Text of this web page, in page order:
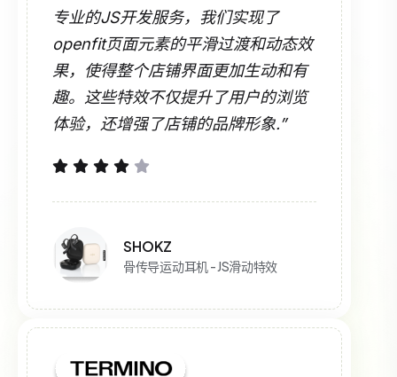
专业的JS开发服务，我们实现了
openfit页面元素的平滑过渡和动态效
果，使得整个店铺界面更加生动和有
趣。这些特效不仅提升了用户的浏览
体验，还增强了店铺的品牌形象.”
SHOKZ
骨传导运动耳机 - JS滑动特效